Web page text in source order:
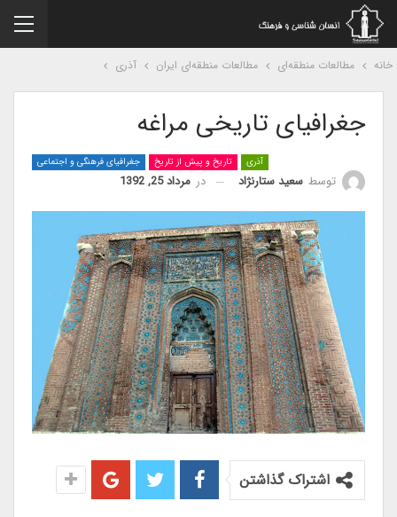
مطالعات منطقه‌ای مطالعات منطقه‌ای ایران آذری
جغرافیای تاریخی مراغه
آذری تاریخ و پیش از تاریخ جغرافیای فرهنگی و اجتماعی
توسطسعید ستارنژاد درمرداد 25, 1392
اشتراک گذاشتن